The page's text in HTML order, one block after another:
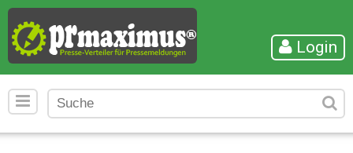
Login